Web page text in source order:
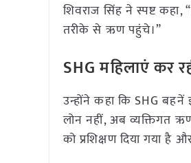
शिवराज सिंह ने स्पष्ट
तरीके से ऋण पहुंचे।”
SHG महिलाएं कर
उन्होंने कहा कि SHG
लोन नहीं, अब व्यक्तिगत
को प्रशिक्षण दिया गया है